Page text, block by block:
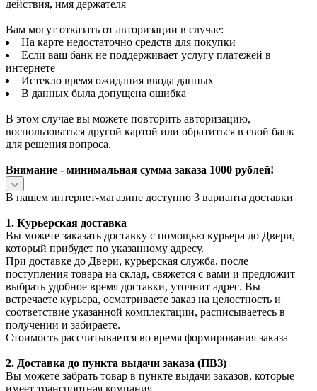
действия, имя держателя
Вам могут отказать от авторизации в случае:
На карте недостаточно средств для покупки
Если ваш банк не поддерживает услугу платежей в
интернете
Истекло время ожидания ввода данных
В данных была допущена ошибка
В этом случае вы можете повторить авторизацию,
воспользоваться другой картой или обратиться в свой банк
для решения вопроса.
Внимание - минимальная сумма заказа 1000 рублей!
В нашем интернет-магазине доступно 3 варианта доставки
1. Курьерская доставка
Вы можете заказать доставку с помощью курьера до Двери,
который прибудет по указанному адресу.
При доставке до Двери, курьерская служба, после
поступления товара на склад, свяжется с вами и предложит
выбрать удобное время доставки, уточнит адрес. Вы
встречаете курьера, осматриваете заказ на целостность и
соответствие указанной комплектации, расписываетесь в
получении и забираете.
Стоимость рассчитывается во время формирования заказа
2. Доставка до пункта выдачи заказа (ПВЗ)
Вы можете забрать товар в пункте выдачи заказов, которые
имеет транспортная компания.